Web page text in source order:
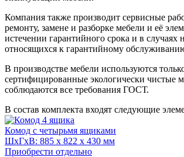
Компания также производит сервисные
ремонту, замене и разборке мебели и её
истечении гарантийного срока и в случаях
относящихся к гарантийному
В производстве мебели используются
сертифицированные экологически чистые
соблюдаются все требования ГОСТ.
В состав комплекта входят следующие
Комод с четырьмя ящиками
ШхГхВ: 885 x 822 x 430 мм
Приобрести отдельно